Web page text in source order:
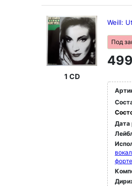
1 CD
Weill:
Под
Дата
вокал